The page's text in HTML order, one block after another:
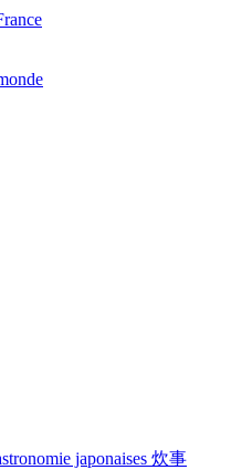
japonaises 炊事